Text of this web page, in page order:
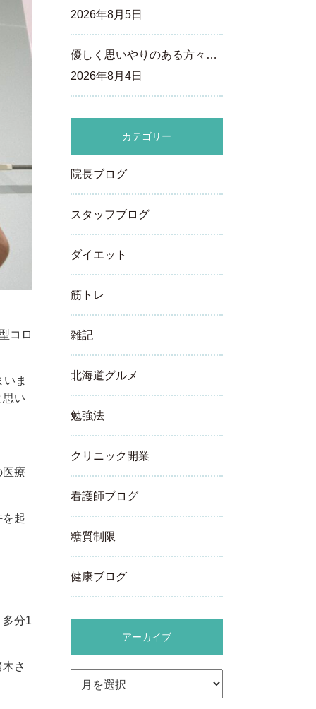
コロ
ま
い
療
起
分1
さ
2026年8月5日
優しく思いやりのある方々…
2026年8月4日
カテゴリー
院長ブログ
スタッフブログ
ダイエット
筋トレ
雑記
北海道グルメ
勉強法
クリニック開業
看護師ブログ
糖質制限
健康ブログ
アーカイブ
カ